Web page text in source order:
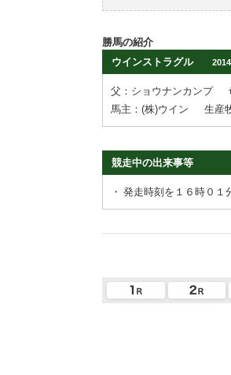
勝馬の紹介
ウインストラグル
父：ショウナンカンプ
馬主：(株)ウイン
生産
競走中の出来事等
・ 発走時刻を１６時０１